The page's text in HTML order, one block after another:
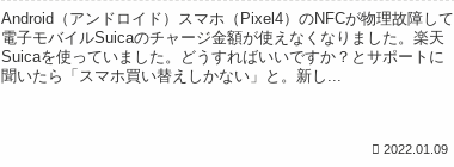
Android（アンドロイド）スマホ（Pixel4）のNFCが物理故障して
電子モバイルSuicaのチャージ金額が使えなくなりました。楽天
Suicaを使っていました。どうすればいいですか？とサポートに
聞いたら「スマホ買い替えしかない」と。新し...
2022.01.09